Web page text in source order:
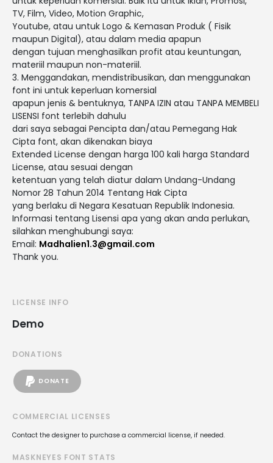
TV, Film, Video, Motion Graphic,
Youtube, atau untuk Logo & Kemasan Produk ( Fisik
maupun Digital), atau dalam media apapun
dengan tujuan menghasilkan profit atau keuntungan,
materiil maupun non-materiil.
3. Menggandakan, mendistribusikan, dan menggunakan
font ini untuk keperluan komersial
apapun jenis & bentuknya, TANPA IZIN atau TANPA MEMBELI
LISENSI font terlebih dahulu
dari saya sebagai Pencipta dan/atau Pemegang Hak
Cipta font, akan dikenakan biaya
Extended License dengan harga 100 kali harga Standard
License, atau sesuai dengan
ketentuan yang telah diatur dalam Undang-Undang
Nomor 28 Tahun 2014 Tentang Hak Cipta
yang berlaku di Negara Kesatuan Republik Indonesia.
Informasi tentang Lisensi apa yang akan anda perlukan,
silahkan menghubungi saya:
Email: Madhalien1.3@gmail.com
Thank you.
LICENSE INFO
Demo
DONATIONS
DONATE
COMMERCIAL LICENSES
Contact the designer to purchase a commercial license, if needed.
MASKNEYES FONT STATS